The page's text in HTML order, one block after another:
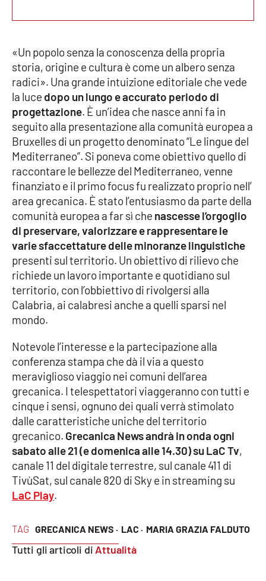
LOCALI
Catanzaro
Crotone
Vibo Valentia
Reggio Calabria
Cosenza
Lamezia Terme
PROGETTI
SPECIALI
Buona Sanità Calabria
LA
CALABRIAVISIONE
Destinazioni
Eventi
Food
Storie
Lacplay.it
TAG GRECANICA NEWS · LAC · MARIA GRAZIA FALDUTO
Tutti gli articoli di Attualità
«Un popolo senza la conoscenza della propria
storia, origine e cultura è come un albero senza
radici». Una grande intuizione editoriale che vede
la luce dopo un lungo e accurato periodo di
progettazione. È un’idea che nasce anni fa in
seguito alla presentazione alla comunità europea a
Bruxelles di un progetto denominato “Le lingue del
Mediterraneo”. Si poneva come obiettivo quello di
raccontare le bellezze del Mediterraneo, venne
finanziato e il primo focus fu realizzato proprio nell’
area grecanica. È stato l’entusiasmo da parte della
comunità europea a far sì che nascesse l’orgoglio
di preservare, valorizzare e rappresentare le
varie sfaccettature delle minoranze linguistiche
presenti sul territorio. Un obiettivo di rilievo che
richiede un lavoro importante e quotidiano sul
territorio, con l’obbiettivo di rivolgersi alla
Calabria, ai calabresi anche a quelli sparsi nel
mondo.
Notevole l’interesse e la partecipazione alla
conferenza stampa che dà il via a questo
meraviglioso viaggio nei comuni dell’area
grecanica. I telespettatori viaggeranno con tutti e
cinque i sensi, ognuno dei quali verrà stimolato
dalle caratteristiche uniche del territorio
grecanico. Grecanica News andrà in onda ogni
sabato alle 21 (e domenica alle 14.30) su LaC Tv,
canale 11 del digitale terrestre, sul canale 411 di
TivùSat, sul canale 820 di Sky e in streaming su
LaC Play.